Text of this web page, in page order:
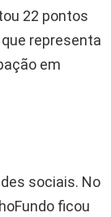
22 pontos
representa
em
sociais. No
ficou